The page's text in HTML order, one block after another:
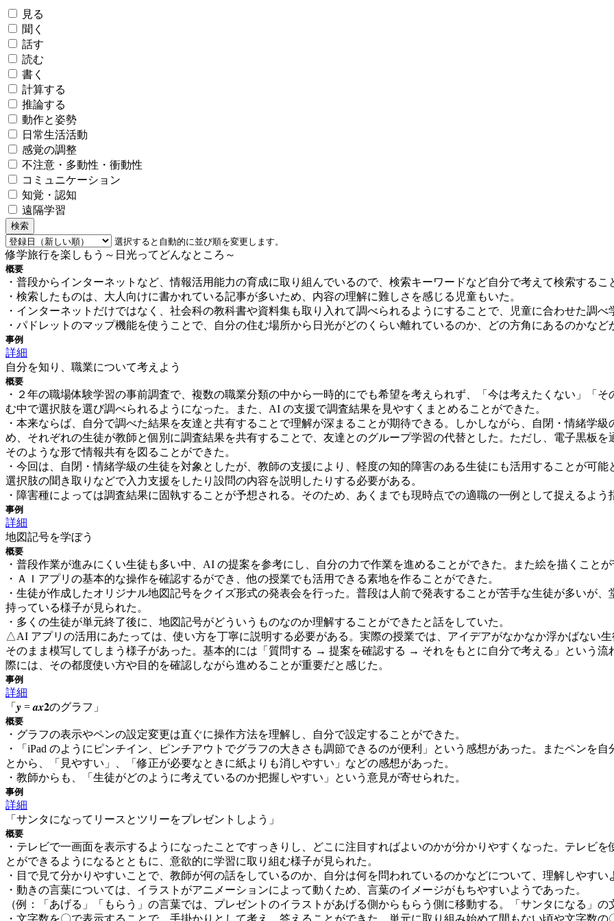
見る
聞く
話す
読む
書く
計算する
推論する
動作と姿勢
日常生活活動
感覚の調整
不注意・多動性・衝動性
コミュニケーション
知覚・認知
遠隔学習
検索
選択すると自動的に並び順を変更します。
修学旅行を楽しもう～日光ってどんなところ～
概要
・普段からインターネットなど、情報活用能力の育成に取り組んでいるので、検索キーワードなど自分で考えて検索するこ
・検索したものは、大人向けに書かれている記事が多いため、内容の理解に難しさを感じる児童もいた。
・インターネットだけではなく、社会科の教科書や資料集も取り入れて調べられるようにすることで、児童に合わせた調
・パドレットのマップ機能を使うことで、自分の住む場所から日光がどのくらい離れているのか、どの方角にあるのかな
事例
詳細
自分を知り、職業について考えよう
概要
・２年の職場体験学習の事前調査で、複数の職業分類の中から一時的にでも希望を考えられず、「今は考えたくない」「
む中で選択肢を選び調べられるようになった。また、AI の支援で調査結果を見やすくまとめることができた。
・本来ならば、自分で調べた結果を友達と共有することで理解が深まることが期待できる。しかしながら、自閉・情緒学
め、それぞれの生徒が教師と個別に調査結果を共有することで、友達とのグループ学習の代替とした。ただし、電子黒板
そのような形で情報共有を図ることができた。
・今回は、自閉・情緒学級の生徒を対象としたが、教師の支援により、軽度の知的障害のある生徒にも活用することが可
選択肢の聞き取りなどで入力支援をしたり設問の内容を説明したりする必要がある。
・障害種によっては調査結果に固執することが予想される。そのため、あくまでも現時点での適職の一例として捉えるよう
事例
詳細
地図記号を学ぼう
概要
・普段作業が進みにくい生徒も多い中、AI の提案を参考にし、自分の力で作業を進めることができた。また絵を描くこと
・ＡＩアプリの基本的な操作を確認するができ、他の授業でも活用できる素地を作ることができた。
・生徒が作成したオリジナル地図記号をクイズ形式の発表会を行った。普段は人前で発表することが苦手な生徒が多いが
持っている様子が見られた。
・多くの生徒が単元終了後に、地図記号がどういうものなのか理解することができたと話をしていた。
△AI アプリの活用にあたっては、使い方を丁寧に説明する必要がある。実際の授業では、アイデアがなかなか浮かばない
そのまま模写してしまう様子があった。基本的には「質問する → 提案を確認する → それをもとに自分で考える」という
際には、その都度使い方や目的を確認しながら進めることが重要だと感じた。
事例
詳細
「𝒚 = 𝒂𝒙𝟐のグラフ」
概要
・グラフの表示やペンの設定変更は直ぐに操作方法を理解し、自分で設定することができた。
・「iPad のようにピンチイン、ピンチアウトでグラフの大きさも調節できるのが便利」という感想があった。またペンを
とから、「見やすい」、「修正が必要なときに紙よりも消しやすい」などの感想があった。
・教師からも、「生徒がどのように考えているのか把握しやすい」という意見が寄せられた。
事例
詳細
「サンタになってリースとツリーをプレゼントしよう」
概要
・テレビで一画面を表示するようになったことですっきりし、どこに注目すればよいのかが分かりやすくなった。テレビ
とができるようになるとともに、意欲的に学習に取り組む様子が見られた。
・目で見て分かりやすいことで、教師が何の話をしているのか、自分は何を問われているのかなどについて、理解しやすい
・動きの言葉については、イラストがアニメーションによって動くため、言葉のイメージがもちやすいようであった。
（例：「あげる」「もらう」の言葉では、プレゼントのイラストがあげる側からもらう側に移動する。「サンタになる」
・文字数を〇で表示することで、手掛かりとして考え、答えることができた。単元に取り組み始めて間もない頃や文字数